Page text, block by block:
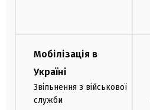
Мобілізація в
Україні
Звільнення з військової
служби